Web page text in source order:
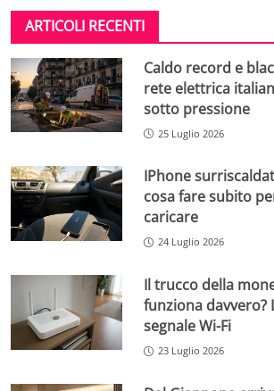
ARTICOLI RECENTI
Caldo record e
rete elettrica
sotto pressione
25 Luglio 2026
IPhone
cosa fare subito
caricare
24 Luglio 2026
Il trucco della
funziona davvero?
segnale Wi-Fi
23 Luglio 2026